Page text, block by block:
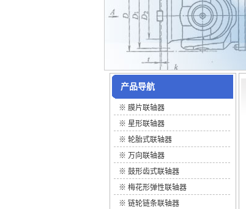
产品导航
※ 膜片联轴器
※ 星形联轴器
※ 轮胎式联轴器
※ 万向联轴器
※ 鼓形齿式联轴器
※ 梅花形弹性联轴器
※ 链轮链条联轴器